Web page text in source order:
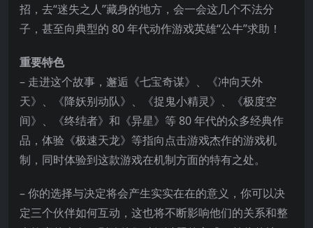
招，去“迷失之人”藏身的地方，会一会这几个不法分
子，甚至向典型的 80 年代动作游戏英雄“公牛”求助！
重要特色
– 走进这个故事，邂逅《七宝奇谋》、《冲向天外
天》、《降妖别动队》、《捉鬼小精灵》、《极度空
间》、《终结者》和《异星》等 80 年代的众多经典作
品，体验《极速天龙》等指向点击游戏杰作的游戏机
制，同时体验到这款游戏在机制方面的特有之处。
– 你的选择与决定将会产生实实在在的意义，你可以决
定三个伙伴如何互动，这也将不断影响他们的关系和整